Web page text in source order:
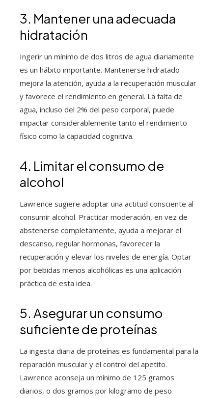
3. Mantener una adecuada
hidratación
Ingerir un mínimo de dos litros de agua diariamente
es un hábito importante. Mantenerse hidratado
mejora la atención, ayuda a la recuperación muscular
y favorece el rendimiento en general. La falta de
agua, incluso del 2% del peso corporal, puede
impactar considerablemente tanto el rendimiento
físico como la capacidad cognitiva.
4. Limitar el consumo de
alcohol
Lawrence sugiere adoptar una actitud consciente al
consumir alcohol. Practicar moderación, en vez de
abstenerse completamente, ayuda a mejorar el
descanso, regular hormonas, favorecer la
recuperación y elevar los niveles de energía. Optar
por bebidas menos alcohólicas es una aplicación
práctica de esta idea.
5. Asegurar un consumo
suficiente de proteínas
La ingesta diaria de proteínas es fundamental para la
reparación muscular y el control del apetito.
Lawrence aconseja un mínimo de 125 gramos
diarios, o dos gramos por kilogramo de peso